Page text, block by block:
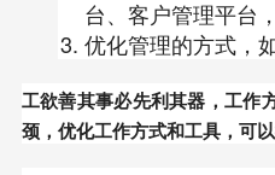
台、客户管理平台
优化管理的方式，
工欲善其事必先利其器，工作
颈，优化工作方式和工具，可